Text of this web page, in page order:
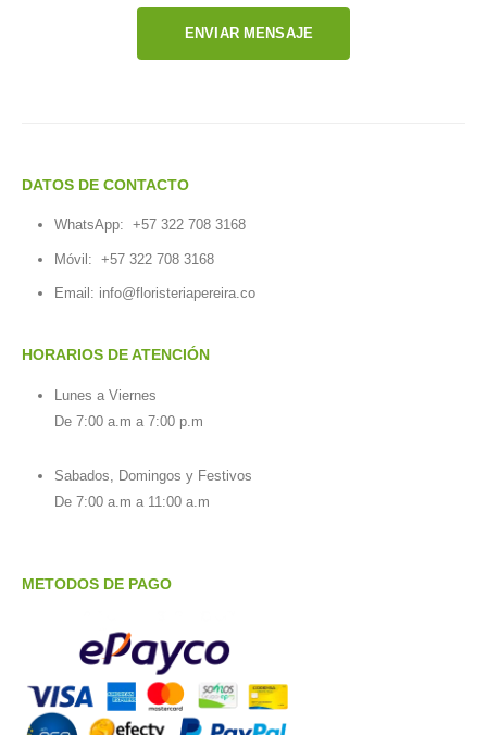
ENVIAR MENSAJE
DATOS DE CONTACTO
WhatsApp: +57 322 708 3168
Móvil: +57 322 708 3168
Email: info@floristeriapereira.co
HORARIOS DE ATENCIÓN
Lunes a Viernes
De 7:00 a.m a 7:00 p.m
Sabados, Domingos y Festivos
De 7:00 a.m a 11:00 a.m
METODOS DE PAGO